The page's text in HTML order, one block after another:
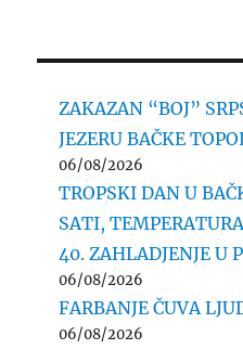
ZAKAZAN “BOJ”
JEZERU BAČKE
06/08/2026
TROPSKI DAN U
SATI,
40. ZAHLADJENJE U
06/08/2026
FARBANJE ČUVA
06/08/2026